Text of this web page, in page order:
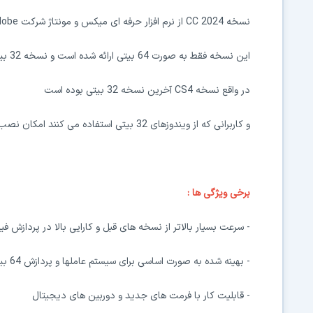
نسخه CC 2024 از نرم افزار حرفه ای میکس و مونتاژ شرکت Adobe یعنی Premiere ارائه شد.
این نسخه فقط به صورت 64 بیتی ارائه شده است و نسخه 32 بیتی از آن ارائه نشده و نمی شود.
در واقع نسخه CS4 آخرین نسخه 32 بیتی بوده است
و کاربرانی که از ویندوزهای 32 بیتی استفاده می کنند امکان نصب این نسخه را ندارند.
برخی ویژگی ها :
- سرعت بسیار بالاتر از نسخه های قبل و کارایی بالا در پردازش
- بهینه شده به صورت اساسی برای سیستم عاملها و پردازش 64 بیتی
- قابلیت کار با فرمت های جدید و دوربین های دیجیتال